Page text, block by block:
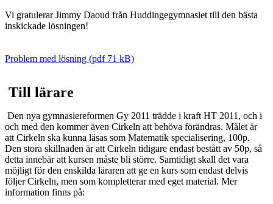
Vi gratulerar Jimmy Daoud från Huddingegymnasiet till den bästa
inskickade lösningen!
Problem med lösning (pdf 71 kB)
Till lärare
Den nya gymnasiereformen Gy 2011 trädde i kraft HT 2011, och i
och med den kommer även Cirkeln att behöva förändras. Målet är
att Cirkeln ska kunna läsas som Matematik specialisering, 100p.
Den stora skillnaden är att Cirkeln tidigare endast bestått av 50p, så
detta innebär att kursen måste bli större. Samtidigt skall det vara
möjligt för den enskilda läraren att ge en kurs som endast delvis
följer Cirkeln, men som kompletterar med eget material. Mer
information finns på: